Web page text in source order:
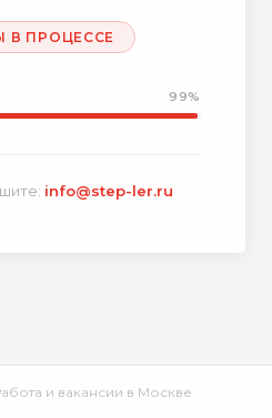
В ПРОЦЕССЕ
99%
info@step-ler.ru
и вакансии в Москве